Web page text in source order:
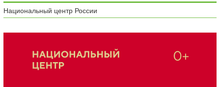
Национальный центр России